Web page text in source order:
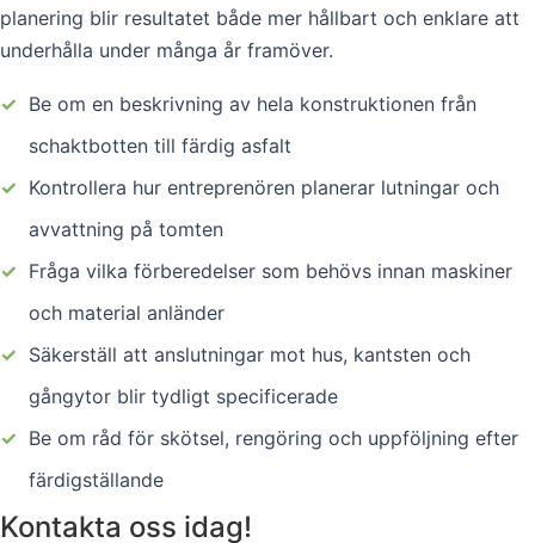
planering blir resultatet både mer hållbart och enklare att
underhålla under många år framöver.
✓ Be om en beskrivning av hela konstruktionen från
schaktbotten till färdig asfalt
✓ Kontrollera hur entreprenören planerar lutningar och
avvattning på tomten
✓ Fråga vilka förberedelser som behövs innan maskiner
och material anländer
✓ Säkerställ att anslutningar mot hus, kantsten och
gångytor blir tydligt specificerade
✓ Be om råd för skötsel, rengöring och uppföljning efter
färdigställande
Kontakta oss idag!